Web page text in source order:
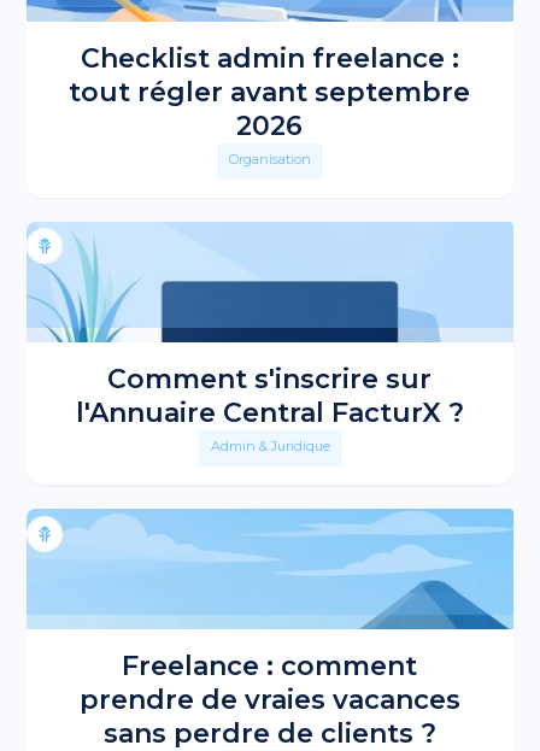
Checklist admin freelance :
tout régler avant septembre
2026
Organisation
Comment s'inscrire sur
l'Annuaire Central FacturX ?
Admin & Juridique
Freelance : comment
prendre de vraies vacances
sans perdre de clients ?